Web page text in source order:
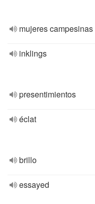
mujeres campesinas
inklings
presentimientos
éclat
brillo
essayed